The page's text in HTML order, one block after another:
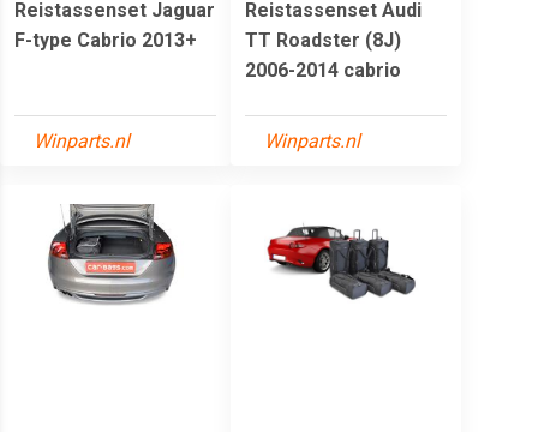
Reistassenset Jaguar
F-type Cabrio 2013+
Winparts.nl
Reistassenset Audi
TT Roadster (8J)
2006-2014 cabrio
Winparts.nl